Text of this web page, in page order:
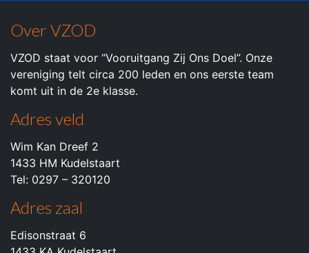
Over VZOD
VZOD staat voor “Vooruitgang Zij Ons Doel”. Onze
vereniging telt circa 200 leden en ons eerste team
komt uit in de 2e klasse.
Adres veld
Wim Kan Dreef 2
1433 HM Kudelstaart
Tel: 0297 – 320120
Adres zaal
Edisonstraat 6